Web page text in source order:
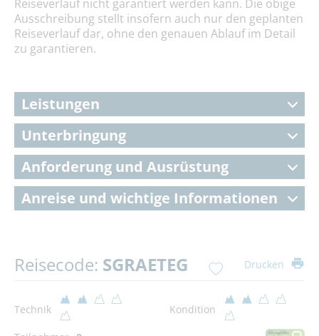
Reiseverlauf nicht garantiert werden kann. Die obige
Ausschreibung stellt insofern auch nur den geplanten
Reiseverlauf dar, ohne den genauen Ablauf im Detail
zu garantieren.
Leistungen
Unterbringung
Anforderung und Ausrüstung
Anreise und wichtige Informationen
Reisecode: SGRAETEG Drucken
Technik Kondition